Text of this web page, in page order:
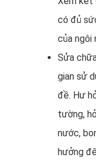
có đủ
của ngôi
Sửa
gian sử
đề. Hư
tường,
nước,
hưởng